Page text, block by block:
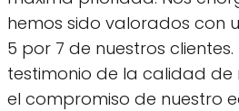
hemos sido valorados con
5 por 7 de nuestros clientes.
testimonio de la calidad de
el compromiso de nuestro